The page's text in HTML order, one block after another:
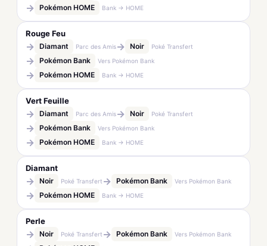
→ Pokémon HOME Bank → HOME
Rouge Feu
→ Diamant Parc des Amis→ Noir Poké Transfert
→ Pokémon Bank Vers Pokémon Bank
→ Pokémon HOME Bank → HOME
Vert Feuille
→ Diamant Parc des Amis→ Noir Poké Transfert
→ Pokémon Bank Vers Pokémon Bank
→ Pokémon HOME Bank → HOME
Diamant
→ Noir Poké Transfert → Pokémon Bank Vers Pokémon Bank
→ Pokémon HOME Bank → HOME
Perle
→ Noir Poké Transfert → Pokémon Bank Vers Pokémon Bank